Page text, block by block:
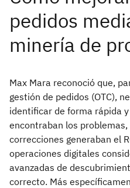
Max Mara reconoció que,
gestión de pedidos (OTC),
identificar de forma rápida
encontraban los
correcciones generaban el
operaciones digitales
avanzadas de
correcto. Más